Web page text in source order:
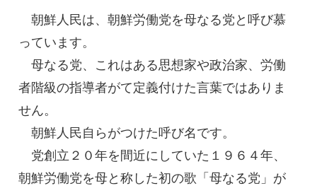
朝鮮人民は、朝鮮労働党を母なる党と呼び慕
っています。
母なる党、これはある思想家や政治家、労働
者階級の指導者がて定義付けた言葉ではありま
せん。
朝鮮人民自らがつけた呼び名です。
党創立２０年を間近にしていた１９６４年、
朝鮮労働党を母と称した初の歌「母なる党」が